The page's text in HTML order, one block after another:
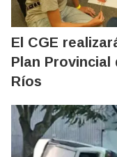
El CGE
Plan Provincial
Ríos